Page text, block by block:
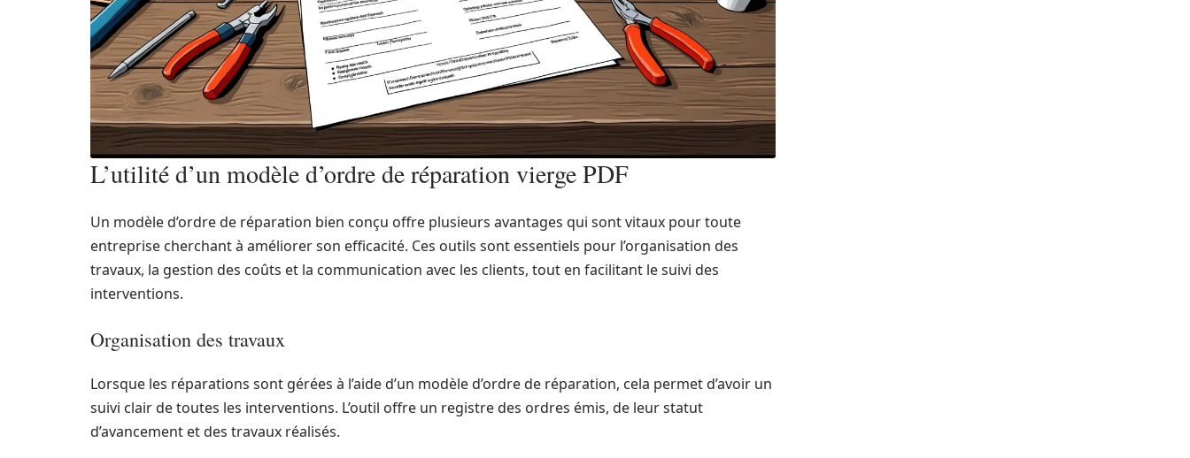
L’utilité d’un modèle d’ordre de réparation vierge PDF
Un modèle d’ordre de réparation bien conçu offre plusieurs avantages qui sont vitaux pour toute
entreprise cherchant à améliorer son efficacité. Ces outils sont essentiels pour l’organisation des
travaux, la gestion des coûts et la communication avec les clients, tout en facilitant le suivi des
interventions.
Organisation des travaux
Lorsque les réparations sont gérées à l’aide d’un modèle d’ordre de réparation, cela permet d’avoir un
suivi clair de toutes les interventions. L’outil offre un registre des ordres émis, de leur statut
d’avancement et des travaux réalisés.